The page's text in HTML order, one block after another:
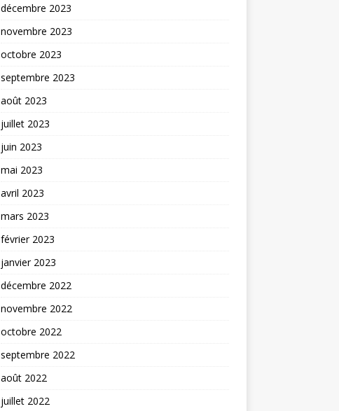
décembre 2023
novembre 2023
octobre 2023
septembre 2023
août 2023
juillet 2023
juin 2023
mai 2023
avril 2023
mars 2023
février 2023
janvier 2023
décembre 2022
novembre 2022
octobre 2022
septembre 2022
août 2022
juillet 2022